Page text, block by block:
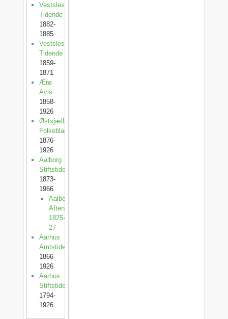
Vestslesvigs
Tidende
1882-
1885
Vestslesvigsk
Tidende
1859-
1871
Ærø
Avis
1858-
1926
Østsjællands
Folkeblad
1876-
1926
Aalborg
Stiftstidende
1873-
1966
Aalborg
Aftenblad
1825-
27
Aarhus
Amtstidende
1866-
1926
Aarhus
Stiftstidende
1794-
1926